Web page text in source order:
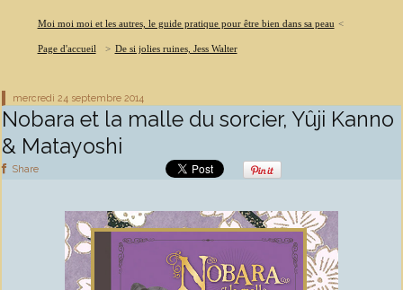
Moi moi moi et les autres, le guide pratique pour être bien dans sa peau
Page d'accueil De si jolies ruines, Jess Walter
mercredi 24 septembre 2014
Nobara et la malle du sorcier, Yûji Kanno
& Matayoshi
Share